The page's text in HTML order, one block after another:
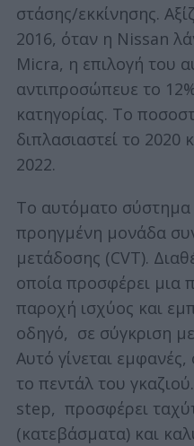
στάσης/εκκίνησης.
2016, όταν η Nissan
Micra, η επιλογή του
αντιπροσώπευε το
κατηγορίας. Το
διπλασιαστεί το 2020
2022.
Το αυτόματο σύστημα
προηγμένη μονάδα
μετάδοσης (CVT).
οποία προσφέρει μια
παροχή ισχύος και
οδηγό, σε σύγκριση
Αυτό γίνεται εμφανές,
το πεντάλ του
step, προσφέρει
(κατεβάσματα) και
S
a
r
f
r
: